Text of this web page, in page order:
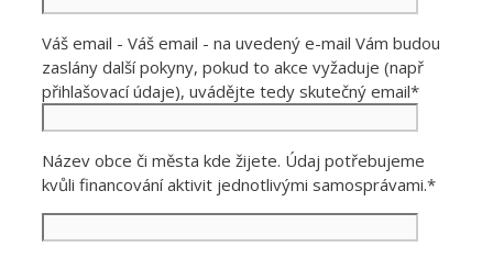
Váš email - Váš email - na uvedený e-mail Vám budou
zaslány další pokyny, pokud to akce vyžaduje (např
přihlašovací údaje), uvádějte tedy skutečný email*
Název obce či města kde žijete. Údaj potřebujeme
kvůli financování aktivit jednotlivými samosprávami.*